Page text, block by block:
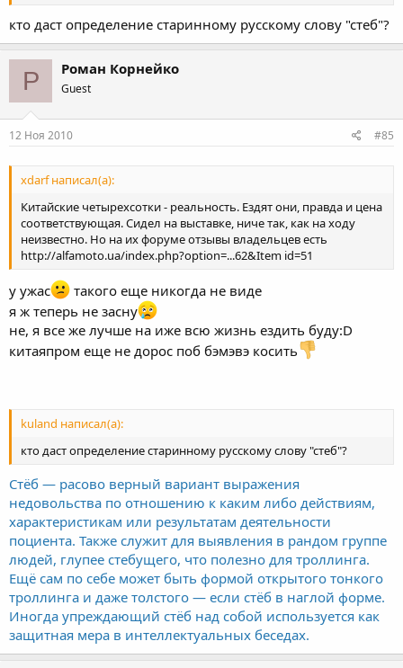
кто даст определение старинному русскому слову "стеб"?
Р Роман Корнейко
Guest
12 Ноя 2010 #85
xdarf написал(а):
Китайские четырехсотки - реальность. Ездят они, правда и цена
соответствующая. Сидел на выставке, ниче так, как на ходу
неизвестно. Но на их форуме отзывы владельцев есть
http://alfamoto.ua/index.php?option=...62&Item id=51
у ужас
такого еще никогда не виде
я ж теперь не засну
не, я все же лучше на иже всю жизнь ездить буду:D
китаяпром еще не дорос поб бэмэвэ косить
kuland написал(а):
кто даст определение старинному русскому слову "стеб"?
Стёб — расово верный вариант выражения
недовольства по отношению к каким либо действиям,
характеристикам или результатам деятельности
поциента. Также служит для выявления в рандом группе
людей, глупее стебущего, что полезно для троллинга.
Ещё сам по себе может быть формой открытого тонкого
троллинга и даже толстого — если стёб в наглой форме.
Иногда упреждающий стёб над собой используется как
защитная мера в интеллектуальных беседах.